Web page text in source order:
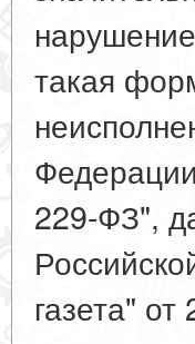
такая
229-ФЗ",
газета"